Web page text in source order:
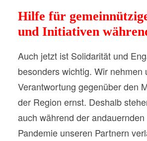
Hilfe für
und Initiativen
Auch jetzt ist Solidarität und
besonders wichtig. Wir nehmen
Verantwortung gegenüber den
der Region ernst. Deshalb
auch während der
Pandemie unseren Partnern